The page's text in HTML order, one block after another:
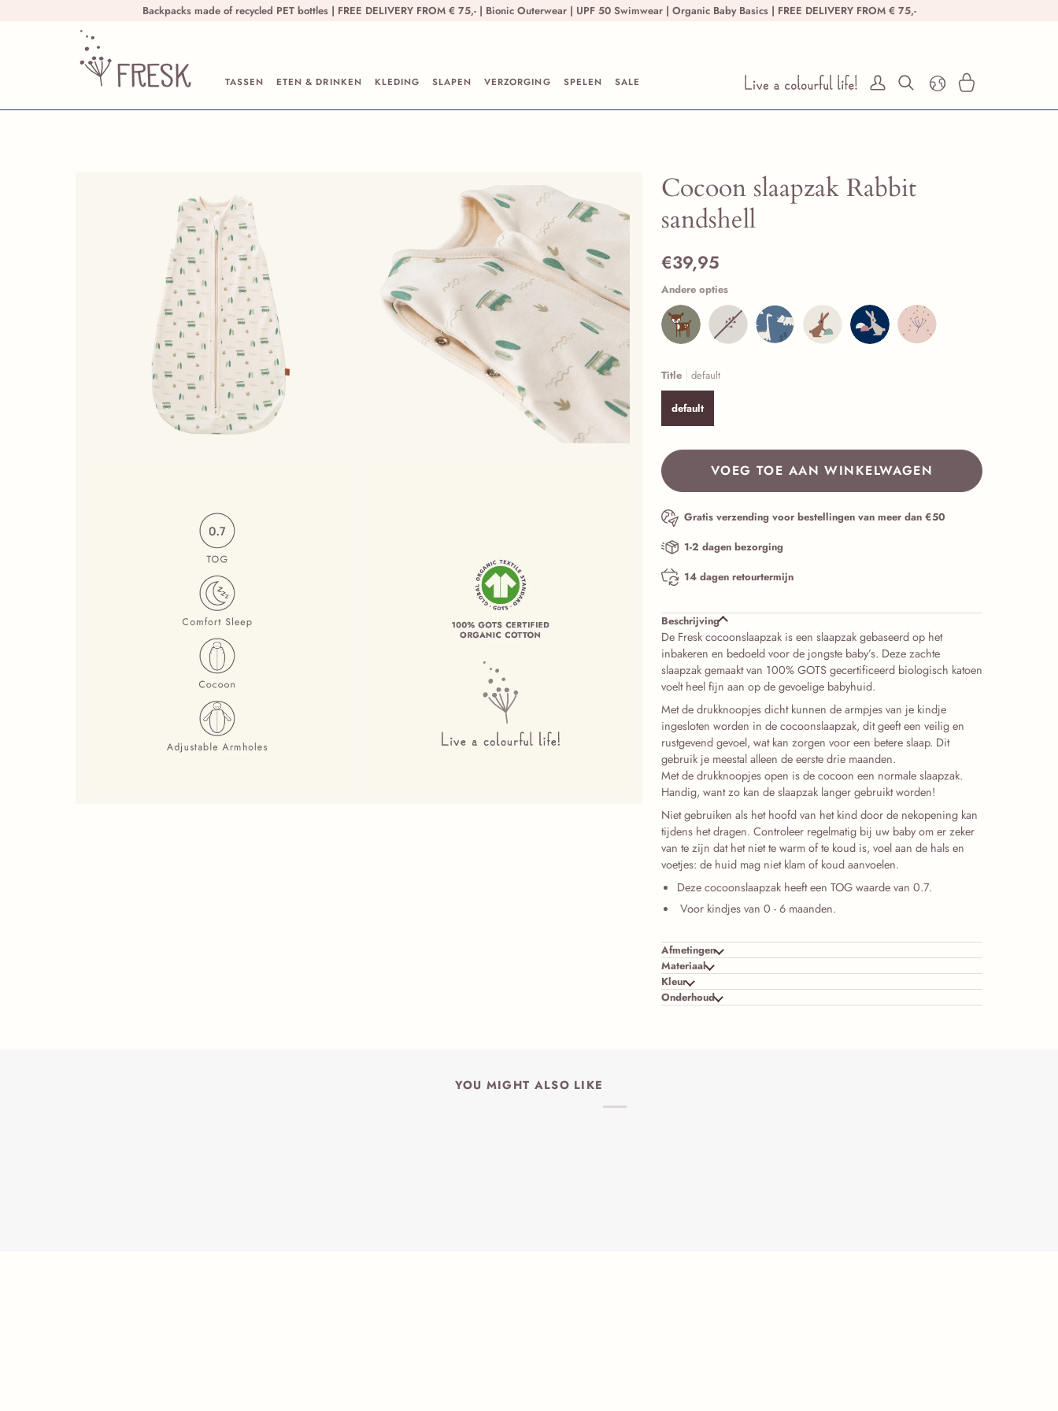
Backpacks made of recycled PET bottles | FREE DELIVERY FROM € 75,- | Bionic Outerwear | UPF 50 Swimwear | Organic Baby Basics | FREE DELIVERY FROM € 75,-
TASSEN ETEN & DRINKEN KLEDING SLAPEN VERZORGING SPELEN SALE Mijn rekening
Zoeken Winkelwagen
Cocoon slaapzak Rabbit
sandshell
€39,95
Andere opties
Title default
default
VOEG TOE AAN WINKELWAGEN
Gratis verzending voor bestellingen van meer dan €50
1-2 dagen bezorging
14 dagen retourtermijn
Beschrijving
De Fresk cocoonslaapzak is een slaapzak gebaseerd op het
inbakeren en bedoeld voor de jongste baby’s. Deze zachte
slaapzak gemaakt van 100% GOTS gecertificeerd biologisch katoen
voelt heel fijn aan op de gevoelige babyhuid.
Met de drukknoopjes dicht kunnen de armpjes van je kindje
ingesloten worden in de cocoonslaapzak, dit geeft een veilig en
rustgevend gevoel, wat kan zorgen voor een betere slaap. Dit
gebruik je meestal alleen de eerste drie maanden.
Met de drukknoopjes open is de cocoon een normale slaapzak.
Handig, want zo kan de slaapzak langer gebruikt worden!
Niet gebruiken als het hoofd van het kind door de nekopening kan
tijdens het dragen. Controleer regelmatig bij uw baby om er zeker
van te zijn dat het niet te warm of te koud is, voel aan de hals en
voetjes: de huid mag niet klam of koud aanvoelen.
Deze cocoonslaapzak heeft een TOG waarde van 0.7.
Voor kindjes van 0 - 6 maanden.
Afmetingen
Materiaal
Kleur
Onderhoud
YOU MIGHT ALSO LIKE